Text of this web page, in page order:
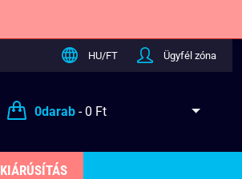
HU/FT Ügyfél zóna
0darab- 0 Ft
KIÁRÚSÍTÁS